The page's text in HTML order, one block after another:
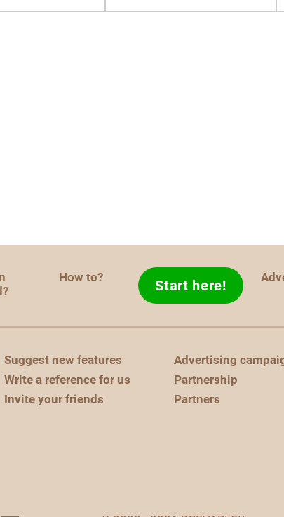
How to? Start here!
Suggest new features
Write a reference for us
Invite your friends
Advertising
Partnership
Partners